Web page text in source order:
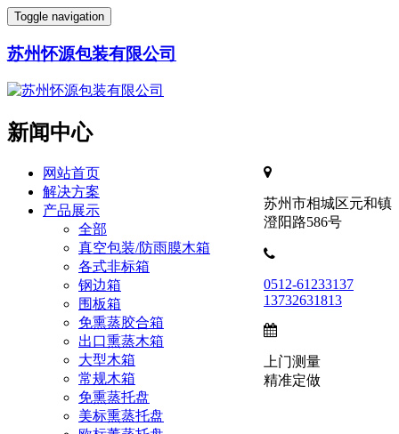
Toggle navigation
苏州怀源包装有限公司
新闻中心
苏州市相城区元和镇
澄阳路586号
0512-61233137
13732631813
上门测量
精准定做
网站首页
解决方案
产品展示
全部
真空包装/防雨膜木箱
各式非标箱
钢边箱
围板箱
免熏蒸胶合箱
出口熏蒸木箱
大型木箱
常规木箱
免熏蒸托盘
美标熏蒸托盘